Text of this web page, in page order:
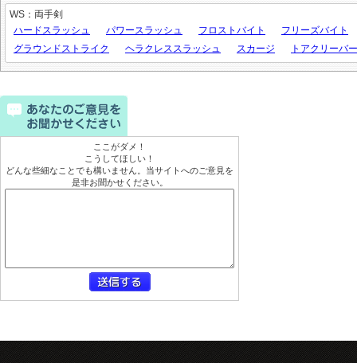
WS：両手剣
ハードスラッシュ
パワースラッシュ フロストバイト
フリーズバイト
グラウンドストライク
ヘラクレススラッシュ スカージ トアクリーバー
ここがダメ！
こうしてほしい！
どんな些細なことでも構いません。当サイトへのご意見を
是非お聞かせください。